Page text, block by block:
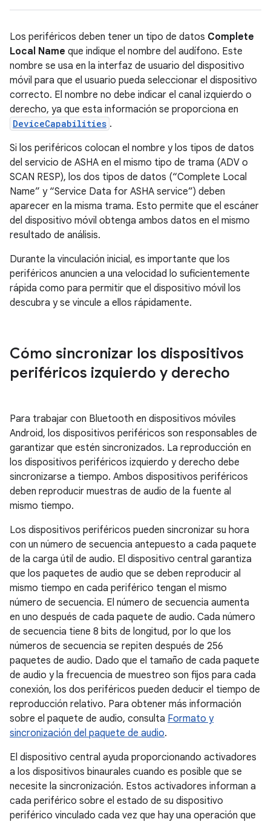
Los periféricos deben tener un tipo de datos Complete
Local Name que indique el nombre del audífono. Este
nombre se usa en la interfaz de usuario del dispositivo
móvil para que el usuario pueda seleccionar el dispositivo
correcto. El nombre no debe indicar el canal izquierdo o
derecho, ya que esta información se proporciona en
DeviceCapabilities .
Si los periféricos colocan el nombre y los tipos de datos
del servicio de ASHA en el mismo tipo de trama (ADV o
SCAN RESP), los dos tipos de datos (“Complete Local
Name” y “Service Data for ASHA service”) deben
aparecer en la misma trama. Esto permite que el escáner
del dispositivo móvil obtenga ambos datos en el mismo
resultado de análisis.
Durante la vinculación inicial, es importante que los
periféricos anuncien a una velocidad lo suficientemente
rápida como para permitir que el dispositivo móvil los
descubra y se vincule a ellos rápidamente.
Cómo sincronizar los dispositivos
periféricos izquierdo y derecho
Para trabajar con Bluetooth en dispositivos móviles
Android, los dispositivos periféricos son responsables de
garantizar que estén sincronizados. La reproducción en
los dispositivos periféricos izquierdo y derecho debe
sincronizarse a tiempo. Ambos dispositivos periféricos
deben reproducir muestras de audio de la fuente al
mismo tiempo.
Los dispositivos periféricos pueden sincronizar su hora
con un número de secuencia antepuesto a cada paquete
de la carga útil de audio. El dispositivo central garantiza
que los paquetes de audio que se deben reproducir al
mismo tiempo en cada periférico tengan el mismo
número de secuencia. El número de secuencia aumenta
en uno después de cada paquete de audio. Cada número
de secuencia tiene 8 bits de longitud, por lo que los
números de secuencia se repiten después de 256
paquetes de audio. Dado que el tamaño de cada paquete
de audio y la frecuencia de muestreo son fijos para cada
conexión, los dos periféricos pueden deducir el tiempo de
reproducción relativo. Para obtener más información
sobre el paquete de audio, consulta Formato y
sincronización del paquete de audio.
El dispositivo central ayuda proporcionando activadores
a los dispositivos binaurales cuando es posible que se
necesite la sincronización. Estos activadores informan a
cada periférico sobre el estado de su dispositivo
periférico vinculado cada vez que hay una operación que